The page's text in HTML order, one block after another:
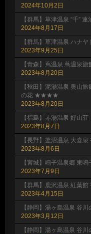
2024年10月2日
【群馬】草津温泉 “千”
2024年8月17日
【群馬】草津温泉 ハ
2023年9月25日
【青森】蔦温泉 蔦温
2023年8月20日
【秋田】泥湯温泉 奥山
の花 ★★★★
2023年8月20日
【福島】赤湯温泉 好山
2023年8月7日
【長野】釜沼温泉 大喜
2023年8月6日
【宮城】鳴子温泉郷 東
2023年7月9日
【群馬】鹿沢温泉 紅葉
2023年4月15日
【静岡】湯ヶ島温泉 谷
2023年3月12日
【静岡】湯ヶ島温泉 谷